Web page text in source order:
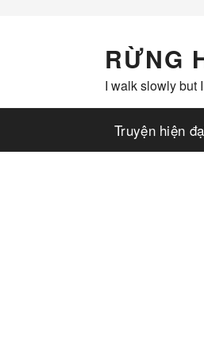
RỪNG
I walk slowly but
Truyện hiện